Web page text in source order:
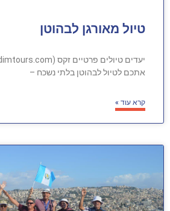
טיול מאורגן לבהוטן
אתכם לטיול לבהוטן בלתי נשכח –
קרא עוד »